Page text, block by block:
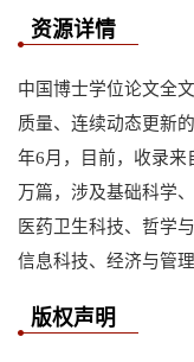
资源详情
中国博士学位论文全
质量、连续动态更新
年6月，目前，收录来
万篇，涉及基础科学
医药卫生科技、哲学
信息科技、经济与管
版权声明